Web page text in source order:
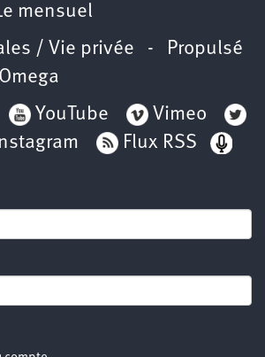
mensuel
/ Vie privée - Propulsé
Omega
YouTube
Vimeo
Flux RSS